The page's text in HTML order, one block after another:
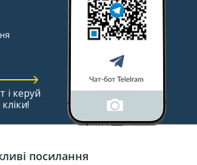
і керуй
посилання